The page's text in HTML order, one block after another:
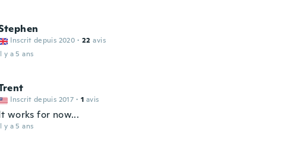
Inscrit depuis 2020 · 22 avis
y a 5 ans
Inscrit depuis 2017 · 1 avis
works for now...
y a 5 ans